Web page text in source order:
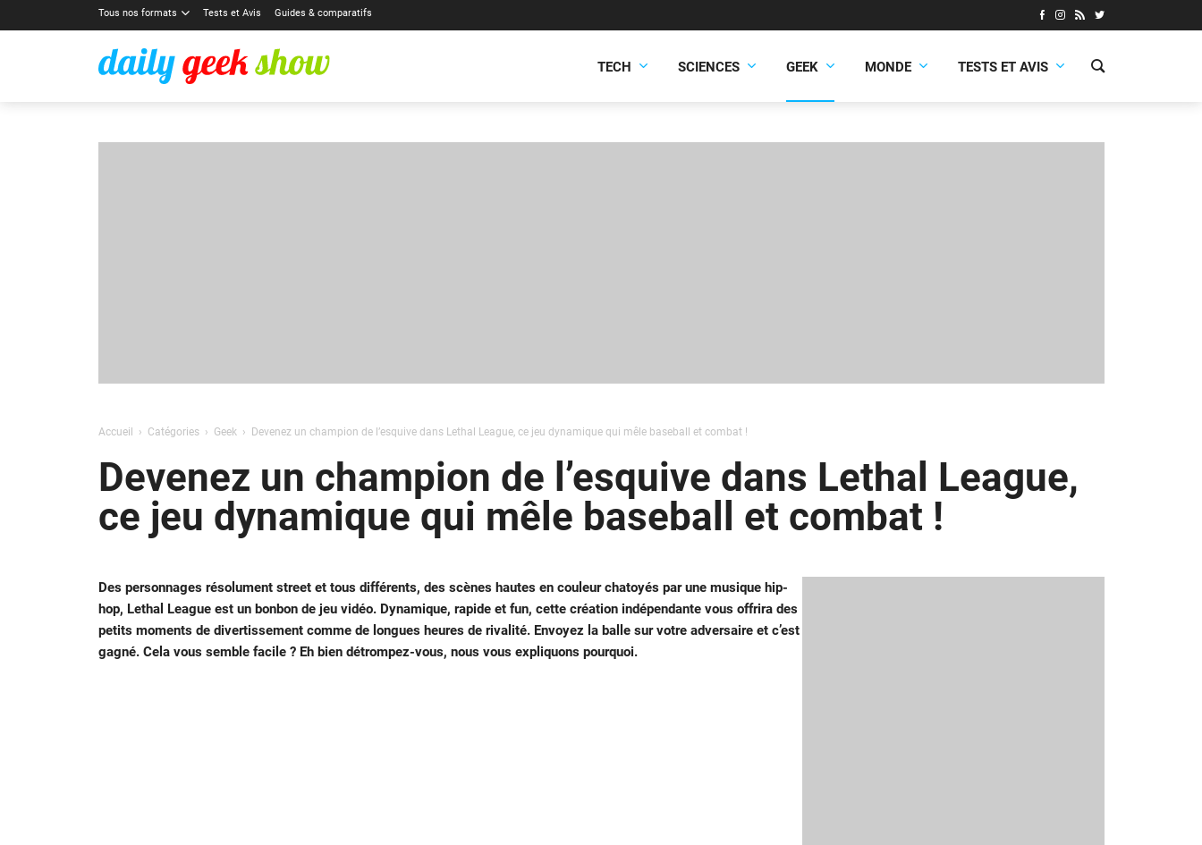
Tous nos formats Tests et Avis Guides & comparatifs
TECH SCIENCES GEEK MONDE TESTS ET AVIS
Accueil Catégories Geek Devenez un champion de l’esquive dans Lethal League, ce jeu dynamique qui mêle baseball et combat !
Devenez un champion de l’esquive dans Lethal League,
ce jeu dynamique qui mêle baseball et combat !
Des personnages résolument street et tous différents, des scènes hautes en couleur chatoyés par une musique hip-
hop, Lethal League est un bonbon de jeu vidéo. Dynamique, rapide et fun, cette création indépendante vous offrira des
petits moments de divertissement comme de longues heures de rivalité. Envoyez la balle sur votre adversaire et c’est
gagné. Cela vous semble facile ? Eh bien détrompez-vous, nous vous expliquons pourquoi.